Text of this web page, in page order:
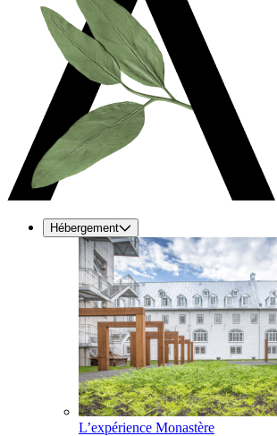
Hébergement
L’expérience Monastère